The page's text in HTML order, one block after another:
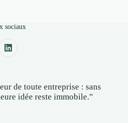
sociaux
de toute entreprise : sans
idée reste immobile.”